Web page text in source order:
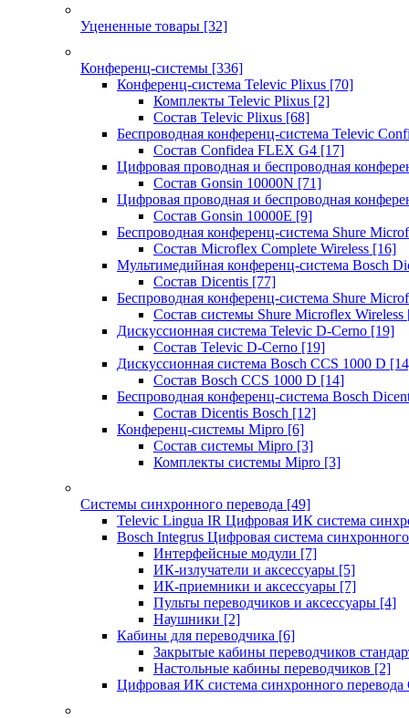
Уцененные товары [32]
Конференц-системы [336]
Конференц-система Televic Plixus [70]
Комплекты Televic Plixus [2]
Состав Televic Plixus [68]
Беспроводная конференц-система Televic
Состав Confidea FLEX G4 [17]
Цифровая проводная и беспроводная
Состав Gonsin 10000N [71]
Цифровая проводная и беспроводная
Состав Gonsin 10000E [9]
Беспроводная конференц-система Shure
Состав Microflex Complete Wireless [16]
Мультимедийная конференц-система Bosch
Состав Dicentis [77]
Беспроводная конференц-система Shure
Состав системы Shure Microflex Wireless
Дискуссионная система Televic D-Cerno [19]
Состав Televic D-Cerno [19]
Дискуссионная система Bosch CCS 1000 D
Состав Bosch CCS 1000 D [14]
Беспроводная конференц-система Bosch
Состав Dicentis Bosch [12]
Конференц-системы Mipro [6]
Состав системы Mipro [3]
Комплекты системы Mipro [3]
Системы синхронного перевода [49]
Televic Lingua IR Цифровая ИК система
Bosch Integrus Цифровая система
Интерфейсные модули [7]
ИК-излучатели и аксессуары [5]
ИК-приемники и аксессуары [7]
Пульты переводчиков и аксессуары [4]
Наушники [2]
Кабины для переводчика [6]
Закрытые кабины переводчиков
Настольные кабины переводчиков [2]
Цифровая ИК система синхронного